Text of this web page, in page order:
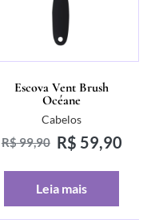
Escova Vent Brush
Océane
Cabelos
R$99,90 R$ 59,90
Leia mais